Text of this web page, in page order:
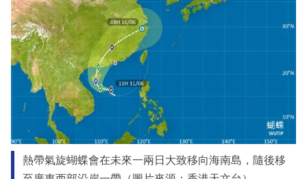
熱帶氣旋蝴蝶會在未來一兩日大致移向海南島，隨後移